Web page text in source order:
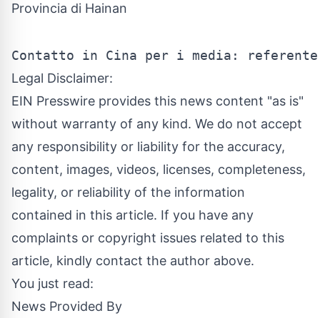
Provincia di Hainan
Contatto in Cina per i media: referente
Legal Disclaimer:
EIN Presswire provides this news content "as is"
without warranty of any kind. We do not accept
any responsibility or liability for the accuracy,
content, images, videos, licenses, completeness,
legality, or reliability of the information
contained in this article. If you have any
complaints or copyright issues related to this
article, kindly contact the author above.
You just read:
News Provided By